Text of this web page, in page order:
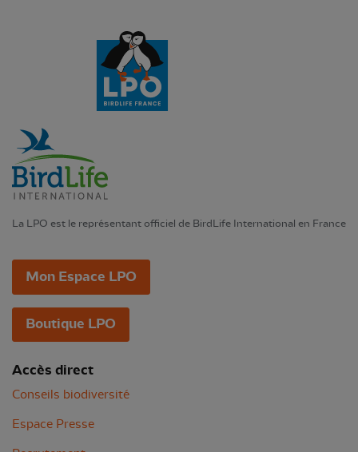
La LPO est le représentant officiel de BirdLife International en France
Mon Espace LPO
Boutique LPO
Accès direct
Conseils biodiversité
Espace Presse